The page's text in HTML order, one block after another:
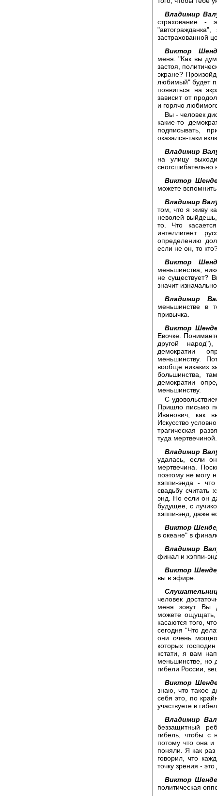
Владимир
страхование -
застрахованной
Виктор
меня: "Как вы
застоя,
экране?
любимый" будет
появиться на
зависит от
и горячо
Вы - человек
какие-то
подписывать,
оказался-таки
Владимир
на улицу
сногсшибательно
Виктор
можете
Владимир
том, что я живу
неволей выйдешь,
то. Что
интеллигент
определению
если не он, то
Виктор
меньшинства,
не существует?
значит
Владимир
меньшинстве в
привычка.
Виктор
Евочке.
другой
демократии
меньшинству.
вообще никаких
большинства,
демократии
меньшинству.
С
Пришло письмо
Иванович, как
Искусство
трагическая
туда
Владимир
удалась, если
мертвечина.
поэтому не могу
хэппи-энда -
свадьбу считать
энд. Но если он
будущее, с
хэппи-энд, даже
Виктор
в океане" в
Владимир
финал и хэппи-
Виктор
вы в эфире.
человек
меня зовут. Вы
можете
касаются того,
сегодня "Что
они очень
которых
кстати, я вам
меньшинстве, но
гибели России,
Виктор
знаю, что такое
себя это, по
участвуете в
Владимир
беззащитный
гибель, чтобы с
потому что она и
поняли. Я как
говорил, что
точку зрения - это
Виктор
политическая